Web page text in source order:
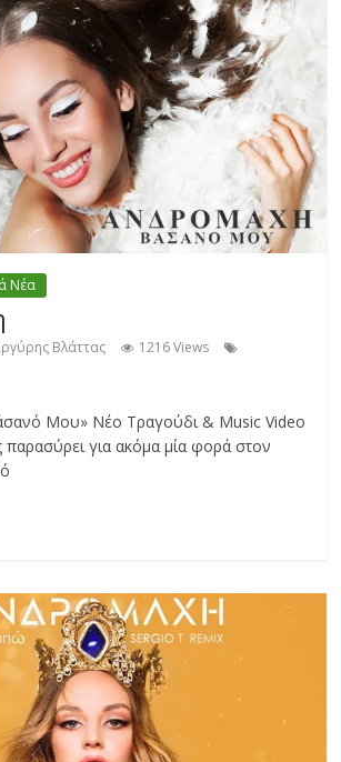
Νέα
Βλάττας
1216 Views
Μου» Νέο Τραγούδι & Music Video
για ακόμα μία φορά στον